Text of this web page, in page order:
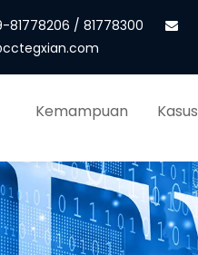
81778206 / 81778300
Kemampuan Kasus